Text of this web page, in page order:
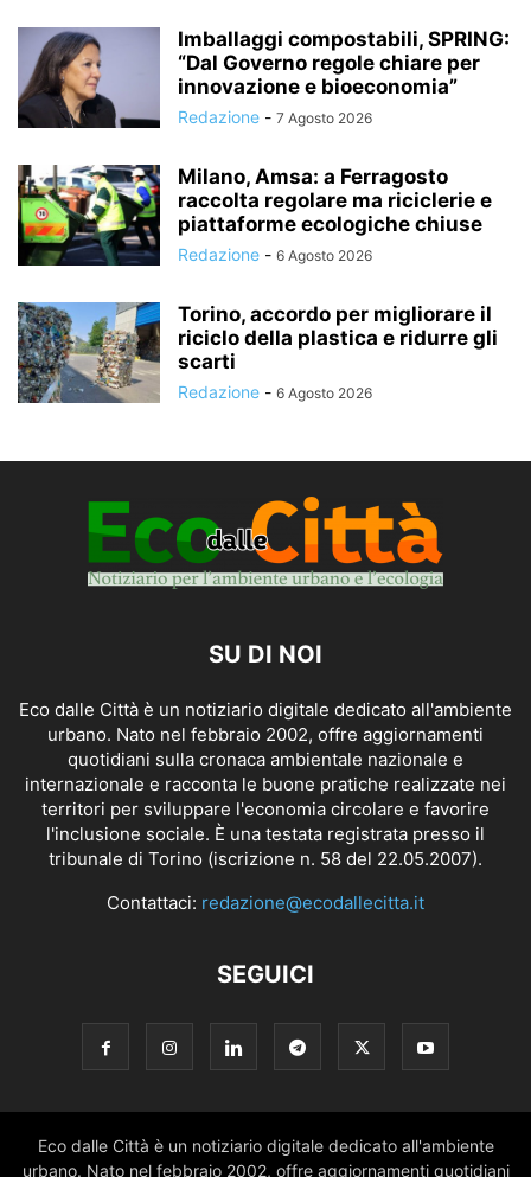
Imballaggi compostabili, SPRING:
“Dal Governo regole chiare per
innovazione e bioeconomia”
Redazione - 7 Agosto 2026
Milano, Amsa: a Ferragosto
raccolta regolare ma riciclerie e
piattaforme ecologiche chiuse
Redazione - 6 Agosto 2026
Torino, accordo per migliorare il
riciclo della plastica e ridurre gli
scarti
Redazione - 6 Agosto 2026
SU DI NOI
Eco dalle Città è un notiziario digitale dedicato all'ambiente
urbano. Nato nel febbraio 2002, offre aggiornamenti
quotidiani sulla cronaca ambientale nazionale e
internazionale e racconta le buone pratiche realizzate nei
territori per sviluppare l'economia circolare e favorire
l'inclusione sociale. È una testata registrata presso il
tribunale di Torino (iscrizione n. 58 del 22.05.2007).
Contattaci: redazione@ecodallecitta.it
SEGUICI
Eco dalle Città è un notiziario digitale dedicato all'ambiente
urbano. Nato nel febbraio 2002, offre aggiornamenti quotidiani